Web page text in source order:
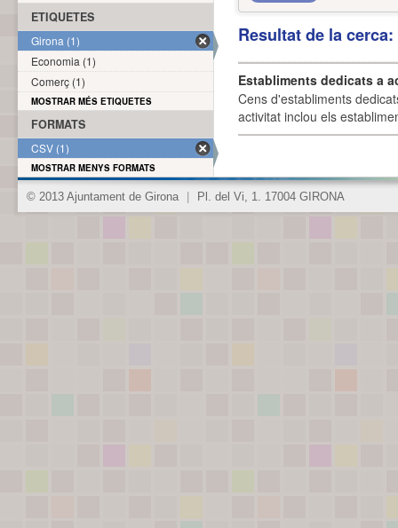
Resultat de la
Establiments dedicats a
Cens d'establiments
activitat inclou els
ETIQUETES
Girona (1)
Economia (1)
Comerç (1)
MOSTRAR MÉS ETIQUETES
FORMATS
CSV (1)
MOSTRAR MENYS FORMATS
© 2013 Ajuntament de Girona Pl. del Vi, 1. 17004 GIRONA